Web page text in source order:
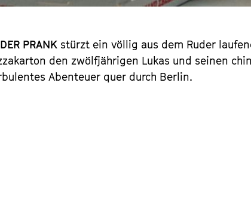
DER PRANK stürzt ein völlig aus dem Ruder
den zwölfjährigen Lukas und seinen
Abenteuer quer durch Berlin.